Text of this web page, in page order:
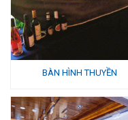
BÀN HÌNH THUYỀN